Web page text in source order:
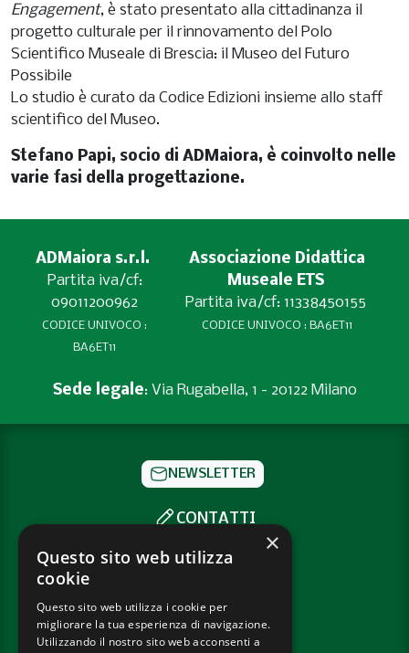
Engagement, è stato presentato alla cittadinanza il
progetto culturale per il rinnovamento del Polo
Scientifico Museale di Brescia: il Museo del Futuro
Possibile
Lo studio è curato da Codice Edizioni insieme allo staff
scientifico del Museo.
Stefano Papi, socio di ADMaiora, è coinvolto nelle
varie fasi della progettazione.
ADMaiora s.r.l.
Partita iva/cf:
09011200962
CODICE UNIVOCO :
BA6ET11
Associazione Didattica
Museale ETS
Partita iva/cf: 11338450155
CODICE UNIVOCO : BA6ET11
Sede legale: Via Rugabella, 1 - 20122 Milano
NEWSLETTER
CONTATTI
SOCIAL
PRIVACY POLICY
COOKIE POLICY
×
Questo sito web utilizza
cookie
Questo sito web utilizza i cookie per
migliorare la tua esperienza di navigazione.
Utilizzando il nostro sito web acconsenti a